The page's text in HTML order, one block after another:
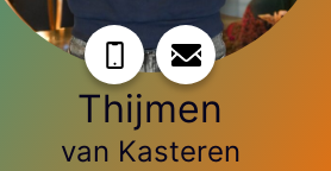
Thijmen
van Kasteren